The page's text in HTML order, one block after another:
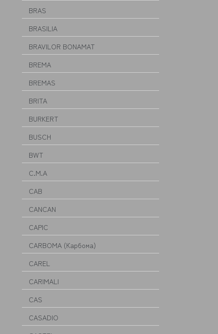
BRAS
BRASILIA
BRAVILOR BONAMAT
BREMA
BREMAS
BRITA
BURKERT
BUSCH
BWT
C.M.A
CAB
CANCAN
CAPIC
CARBOMA (Карбома)
CAREL
CARIMALI
CAS
CASADIO